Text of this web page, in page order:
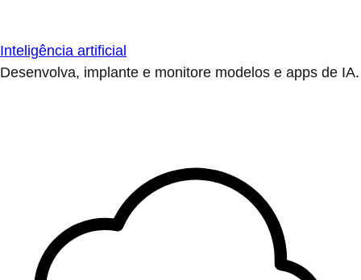
Inteligência artificial
Desenvolva, implante e monitore modelos e apps de IA.